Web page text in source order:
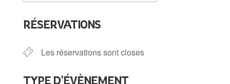
RÉSERVATIONS
Les réservations sont closes
TYPE D’ÉVÈNEMENT